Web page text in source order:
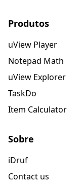
Produtos
uView Player
Notepad Math
uView Explorer
TaskDo
Item Calculator
Sobre
iDruf
Contact us